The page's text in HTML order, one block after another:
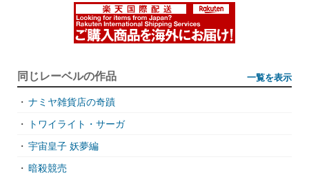
同じレーベルの作品 一覧を表示
・ ナミヤ雑貨店の奇蹟
・
トワイライト・サーガ
・ 宇宙皇子 妖夢編
・ 暗殺競売